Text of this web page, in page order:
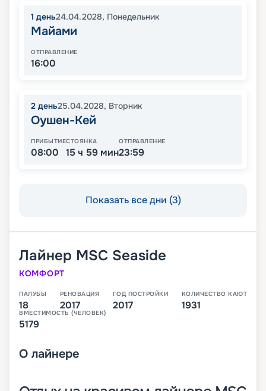
1 день24.04.2028, Понедельник
Майами
ОТПРАВЛЕНИЕ
16:00
2 день25.04.2028, Вторник
Оушен-Кей
ПРИБЫТИЕ
08:00
СТОЯНКА
15 ч 59 мин
ОТПРАВЛЕНИЕ
23:59
Показать все дни (3)
Лайнер MSC Seaside
КОМФОРТ
ПАЛУБЫ
18
РЕНОВАЦИЯ
2017
ГОД ПОСТРОЙКИ
2017
КОЛИЧЕСТВО КАЮТ
1931
ВМЕСТИМОСТЬ (ЧЕЛОВЕК)
5179
О лайнере